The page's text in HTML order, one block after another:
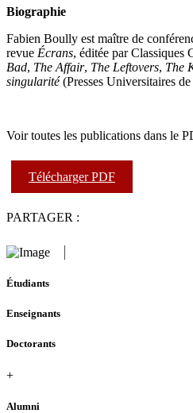
Biographie
Fabien Boully est maître de
revue Écrans, éditée par Classiques
Bad, The Affair, The Leftovers, The
singularité(Presses Universitaires
Voir toutes les publications dans le
Télécharger PDF
PARTAGER :
Étudiants
Enseignants
Doctorants
+
Alumni